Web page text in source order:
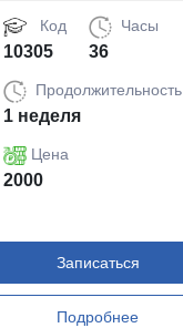
Код
10305
Часы
36
Продолжительность
1 неделя
Цена
2000
Записаться
Подробнее